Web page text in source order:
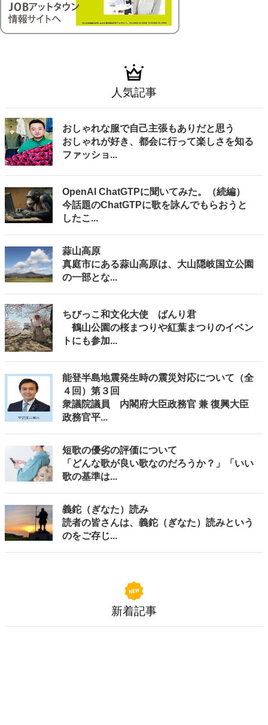
人気記事
おしゃれな服で自己主張もありだと思う
おしゃれが好き、都会に行って楽しさを知る
ファッショ...
OpenAI ChatGTPに聞いてみた。（続編）
今話題のChatGTPに歌を詠んでもらおうと
したこ...
蒜山高原
真庭市にある蒜山高原は、大山隠岐国立公園
の一部とな...
ちびっこ和文化大使 ばんり君
鶴山公園の桜まつりや紅葉まつりのイベン
トにも参加...
能登半島地震発生時の震災対応について（全
４回）第３回
衆議院議員 内閣府大臣政務官 兼 復興大臣
政務官平...
短歌の優劣の評価について
「どんな歌が良い歌なのだろうか？」「いい
歌の基準は...
義鉈（ぎなた）読み
読者の皆さんは、義鉈（ぎなた）読みという
のをご存じ...
新着記事